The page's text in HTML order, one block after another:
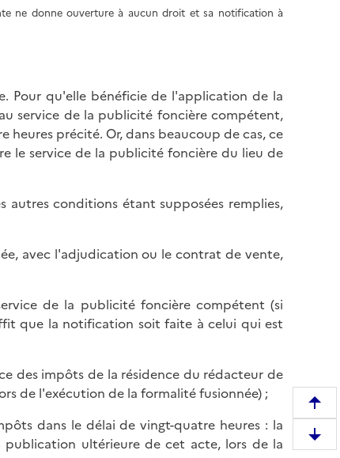
ne donne ouverture à aucun droit et sa notification à
Pour qu'elle bénéficie de l'application de la
service de la publicité foncière compétent,
précité. Or, dans beaucoup de cas, ce
le service de la publicité foncière du lieu de
conditions étant supposées remplies,
avec l'adjudication ou le contrat de vente,
de la publicité foncière compétent (si
que la notification soit faite à celui qui est
des impôts de la résidence du rédacteur de
de l'exécution de la formalité fusionnée) ;
dans le délai de vingt-quatre heures : la
ultérieure de cet acte, lors de la
e
m
D